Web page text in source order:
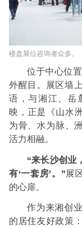
楼盘展位咨询者众多。
位于中心位
外醒目。展区墙
语，与湘江、岳
映，正是《山水
为骨、水为脉、
活力相融。
“来长沙创业
有‘一套房’。”展
的心扉。
作为来湘创
的居住友好政策